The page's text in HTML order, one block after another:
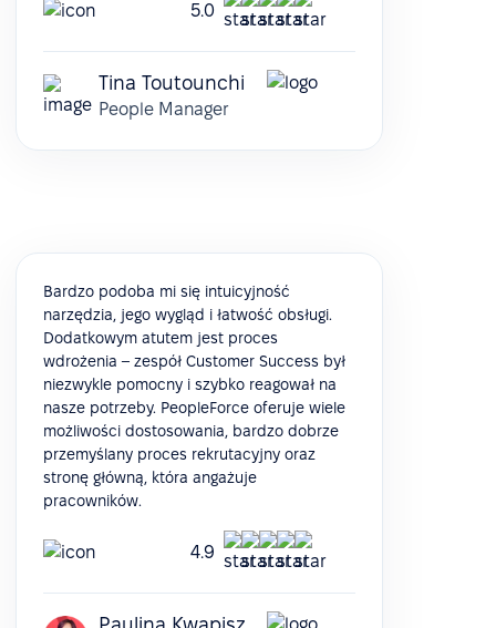
5.0
Tina Toutounchi
People Manager
Bardzo podoba mi się intuicyjność
narzędzia, jego wygląd i łatwość obsługi.
Dodatkowym atutem jest proces
wdrożenia – zespół Customer Success był
niezwykle pomocny i szybko reagował na
nasze potrzeby. PeopleForce oferuje wiele
możliwości dostosowania, bardzo dobrze
przemyślany proces rekrutacyjny oraz
stronę główną, która angażuje
pracowników.
4.9